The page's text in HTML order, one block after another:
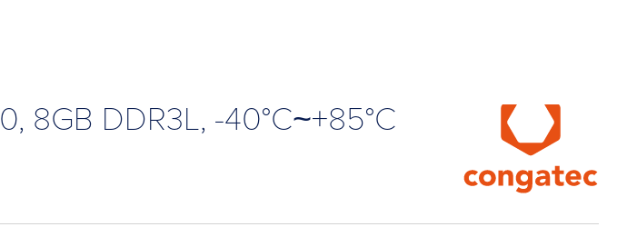
8GB DDR3L, -40°C~+85°C